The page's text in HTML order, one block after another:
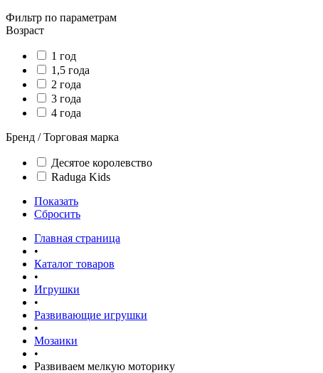
Фильтр по параметрам
Возраст
1 год
1,5 года
2 года
3 года
4 года
Бренд / Торговая марка
Десятое королевство
Raduga Kids
Показать
Сбросить
Главная страница
•
Каталог товаров
•
Игрушки
•
Развивающие игрушки
•
Мозаики
•
Развиваем мелкую моторику